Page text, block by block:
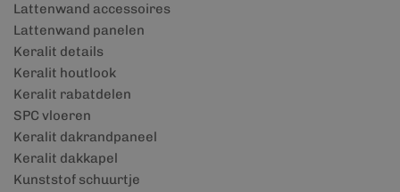
Lattenwand accessoires
Lattenwand panelen
Keralit details
Keralit houtlook
Keralit rabatdelen
SPC vloeren
Keralit dakrandpaneel
Keralit dakkapel
Kunststof schuurtje